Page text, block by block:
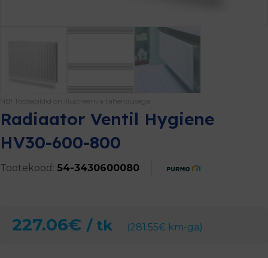
NB! Tootepildid on illustreeriva tähendusega
Radiaator Ventil Hygiene
HV30-600-800
Tootekood: 54-3430600080
227.06€ / tk (281.55€ km-ga)